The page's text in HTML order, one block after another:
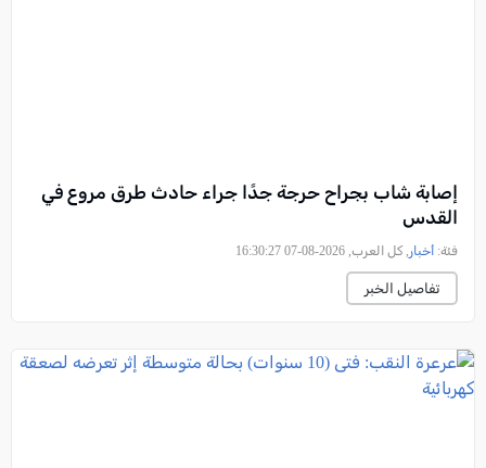
إصابة شاب بجراح حرجة جدًا جراء حادث طرق مروع في
القدس
فئة: أخبار , كل العرب, 2026-08-07 16:30:27
تفاصيل الخبر